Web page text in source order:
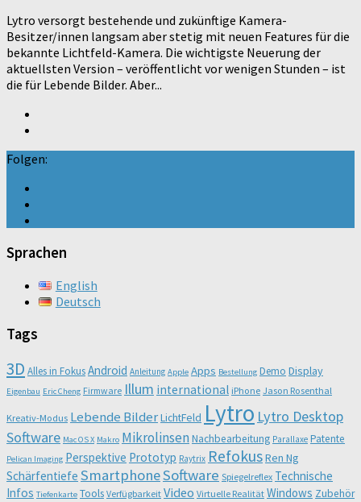
Lytro versorgt bestehende und zukünftige Kamera-
Besitzer/innen langsam aber stetig mit neuen Features für die
bekannte Lichtfeld-Kamera. Die wichtigste Neuerung der
aktuellsten Version – veröffentlicht vor wenigen Stunden – ist
die für Lebende Bilder. Aber...
Folgen:
Sprachen
English
Deutsch
Tags
3D Alles in FokusAndroid Anleitung Apple Apps Bestellung Demo Display
Eigenbau Eric Cheng Firmware Illum international iPhone Jason Rosenthal
Kreativ-Modus Lebende BilderLichtFeld Lytro Lytro Desktop
Software Mac OS X Makro Mikrolinsen Nachbearbeitung Parallaxe Patente
Pelican Imaging Perspektive Prototyp Raytrix RefokusRen Ng
Schärfentiefe SmartphoneSoftware Spiegelreflex Technische
Infos Tiefenkarte Tools Verfügbarkeit Video Virtuelle Realität Windows Zubehör